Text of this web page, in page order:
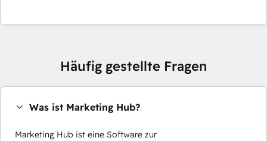
Häufig gestellte Fragen
Was ist Marketing Hub?
Marketing Hub ist eine Software zur